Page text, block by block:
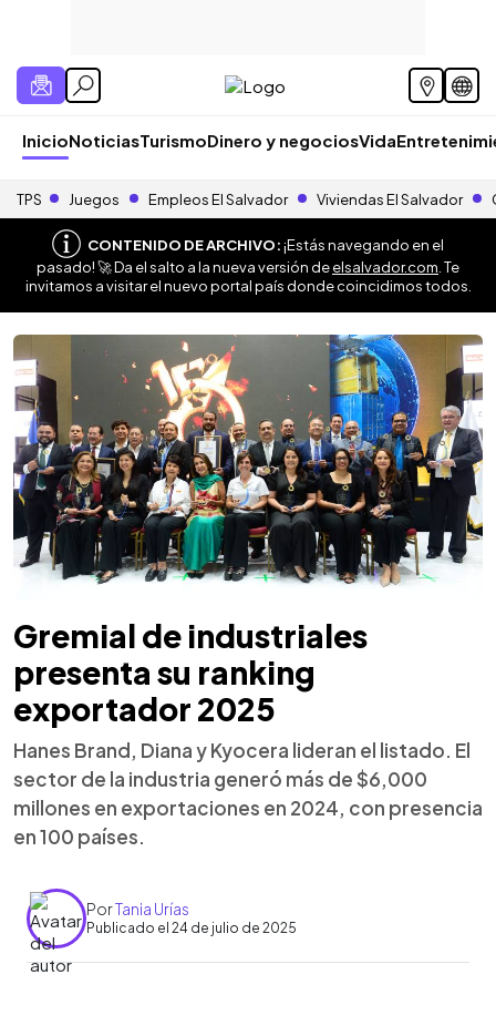
InicioNoticiasTurismoDinero y negociosVida
TPS Juegos Empleos El Salvador Viviendas El Salvador
CONTENIDO DE ARCHIVO:¡Estás navegando en el
pasado! 🚀 Da el salto a la nueva versión deelsalvador.com . Te
invitamos a visitar el nuevo portal país donde coincidimos todos.
Gremial de industriales
presenta su ranking
exportador 2025
Hanes Brand, Diana y Kyocera lideran el listado. El
sector de la industria generó más de $6,000
millones en exportaciones en 2024, con presencia
en 100 países.
PorTania Urías
Publicado el 24 de julio de 2025